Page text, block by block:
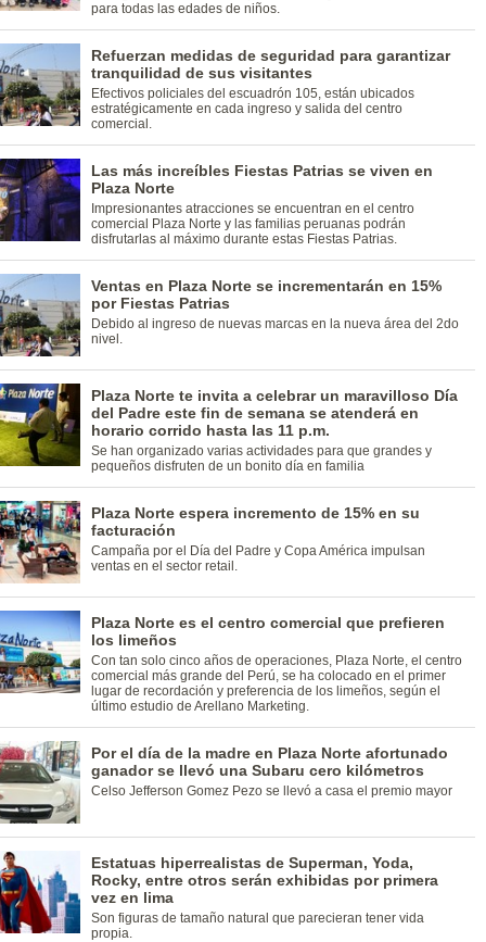
para todas las edades de niños.
Refuerzan medidas de seguridad para garantizar
tranquilidad de sus visitantes
Efectivos policiales del escuadrón 105, están ubicados
estratégicamente en cada ingreso y salida del centro
comercial.
Las más increíbles Fiestas Patrias se viven en
Plaza Norte
Impresionantes atracciones se encuentran en el centro
comercial Plaza Norte y las familias peruanas podrán
disfrutarlas al máximo durante estas Fiestas Patrias.
Ventas en Plaza Norte se incrementarán en 15%
por Fiestas Patrias
Debido al ingreso de nuevas marcas en la nueva área del 2do
nivel.
Plaza Norte te invita a celebrar un maravilloso Día
del Padre este fin de semana se atenderá en
horario corrido hasta las 11 p.m.
Se han organizado varias actividades para que grandes y
pequeños disfruten de un bonito día en familia
Plaza Norte espera incremento de 15% en su
facturación
Campaña por el Día del Padre y Copa América impulsan
ventas en el sector retail.
Plaza Norte es el centro comercial que prefieren
los limeños
Con tan solo cinco años de operaciones, Plaza Norte, el centro
comercial más grande del Perú, se ha colocado en el primer
lugar de recordación y preferencia de los limeños, según el
último estudio de Arellano Marketing.
Por el día de la madre en Plaza Norte afortunado
ganador se llevó una Subaru cero kilómetros
Celso Jefferson Gomez Pezo se llevó a casa el premio mayor
Estatuas hiperrealistas de Superman, Yoda,
Rocky, entre otros serán exhibidas por primera
vez en lima
Son figuras de tamaño natural que parecieran tener vida
propia.